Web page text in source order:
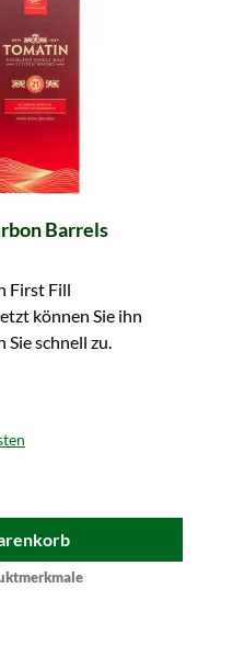
Barrels
First Fill
können Sie ihn
Sie schnell zu.